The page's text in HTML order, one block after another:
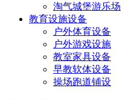
淘气城堡游乐场
教育设施设备
户外体育设备
户外游戏设施
教室家具设备
早教软体设备
操场跑道铺设